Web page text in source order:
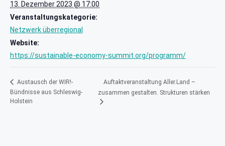
13. Dezember 2023 @ 17:00
Veranstaltungskategorie:
Netzwerk überregional
Website:
https://sustainable-economy-summit.org/programm/
Austausch der WIR!-
Bündnisse aus Schleswig-
Holstein
Auftaktveranstaltung Aller.Land –
zusammen gestalten. Strukturen stärken